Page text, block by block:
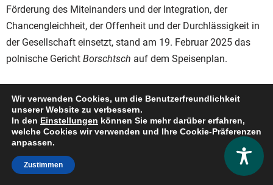
Förderung des Miteinanders und der Integration, der
Chancengleichheit, der Offenheit und der Durchlässigkeit in
der Gesellschaft einsetzt, stand am 19. Februar 2025 das
polnische Gericht Borschtsch auf dem Speisenplan.
Für die Umsetzung der Idee stellen die Schülerinnen und
Schüler die Lebensmittel als Spende bei Edeka Frerichs
zusammen. Anschließend werden die Töpfe beim Verein
Bilmati in den Räumlichkeiten der Sozialberatungsstelle in
der Elbestraße abgeholt. In der Schulküche der Wilhelm-
Bracke-Gesamtschule werden in einer Doppelstunde die
Wir verwenden Cookies, um die Benutzerfreundlichkeit
unserer Website zu verbessern.
In den Einstellungen können Sie mehr darüber erfahren,
welche Cookies wir verwenden und Ihre Cookie-Präferenzen
anpassen.
Zustimmen